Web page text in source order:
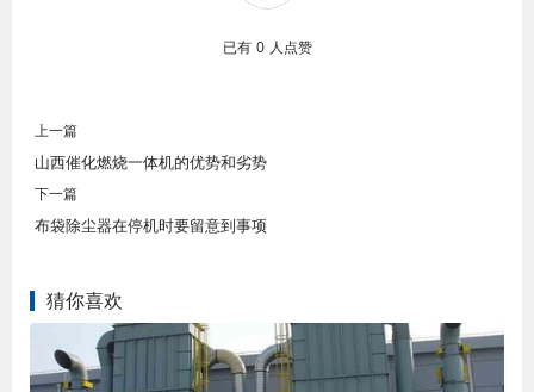
已有 0 人点赞
上一篇
山西催化燃烧一体机的优势和劣势
下一篇
布袋除尘器在停机时要留意到事项
猜你喜欢